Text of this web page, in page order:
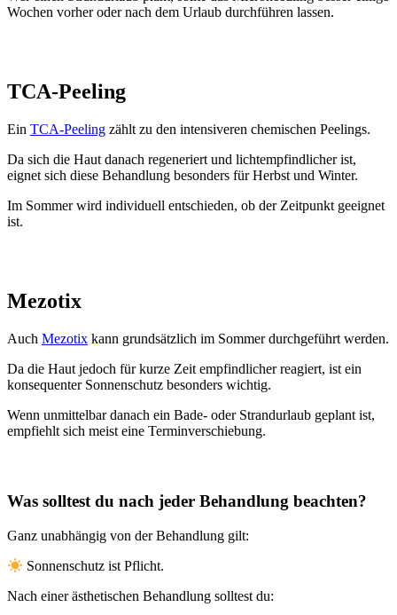
Wochen vorher oder nach dem Urlaub durchführen lassen.
TCA-Peeling
Ein TCA-Peeling zählt zu den intensiveren chemischen Peelings.
Da sich die Haut danach regeneriert und lichtempfindlicher ist,
eignet sich diese Behandlung besonders für Herbst und Winter.
Im Sommer wird individuell entschieden, ob der Zeitpunkt geeignet
ist.
Mezotix
Auch Mezotix kann grundsätzlich im Sommer durchgeführt werden.
Da die Haut jedoch für kurze Zeit empfindlicher reagiert, ist ein
konsequenter Sonnenschutz besonders wichtig.
Wenn unmittelbar danach ein Bade- oder Strandurlaub geplant ist,
empfiehlt sich meist eine Terminverschiebung.
Was solltest du nach jeder Behandlung beachten?
Ganz unabhängig von der Behandlung gilt:
Sonnenschutz ist Pflicht.
Nach einer ästhetischen Behandlung solltest du: